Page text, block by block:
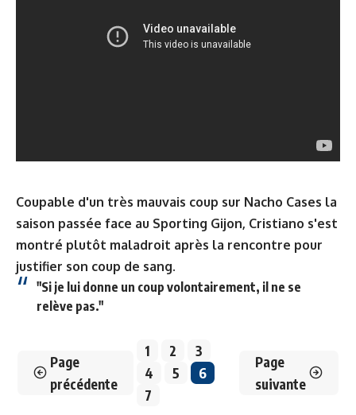
Coupable d'un très mauvais coup sur Nacho Cases la
saison passée face au Sporting Gijon, Cristiano s'est
montré plutôt maladroit après la rencontre pour
justifier son coup de sang.
"Si je lui donne un coup volontairement, il ne se
relève pas."
Page
précédente
1 2
3
4
5
6
7
Page
suivante